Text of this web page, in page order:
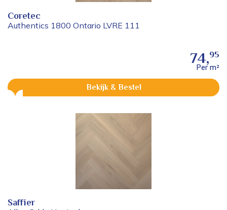
Coretec
Authentics 1800 Ontario LVRE 111
74,95
Per m²
Bekijk & Bestel
Saffier